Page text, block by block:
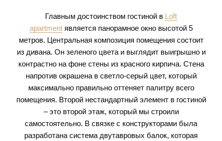
Главным достоинством гостиной в Loft
apartmentявляется панорамное окно высотой 5
метров. Центральная композиция помещения состоит
из дивана. Он зеленого цвета и выглядит выигрышно и
контрастно на фоне стены из красного кирпича. Стена
напротив окрашена в светло-серый цвет, который
максимально правильно оттеняет палитру всего
помещения. Второй нестандартный элемент в гостиной
– это второй этаж, который мы строили
самостоятельно. В связке с конструкторами была
разработана система двутавровых балок, которая